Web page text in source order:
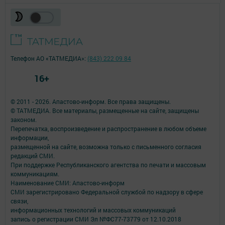
© 2011 - 2026. Апастово-информ. Все права защищены.
© ТАТМЕДИА. Все материалы, размещенные на сайте, защищены
законом.
Перепечатка, воспроизведение и распространение в любом объеме
информации,
размещенной на сайте, возможна только с письменного согласия
редакций СМИ.
При поддержке Республиканского агентства по печати и массовым
коммуникациям.
Наименование СМИ: Апастово-информ
СМИ зарегистрировано Федеральной службой по надзору в сфере
связи,
информационных технологий и массовых коммуникаций
запись о регистрации СМИ Эл №ФС77-73779 от 12.10.2018
Телефон АО «ТАТМЕДИА»: (843) 222 09 84
16+